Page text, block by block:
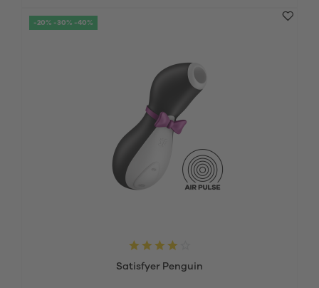
-20% -30% -40%
Satisfyer Penguin